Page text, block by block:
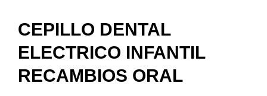
CEPILLO DENTAL
ELECTRICO INFANTIL
RECAMBIOS ORAL